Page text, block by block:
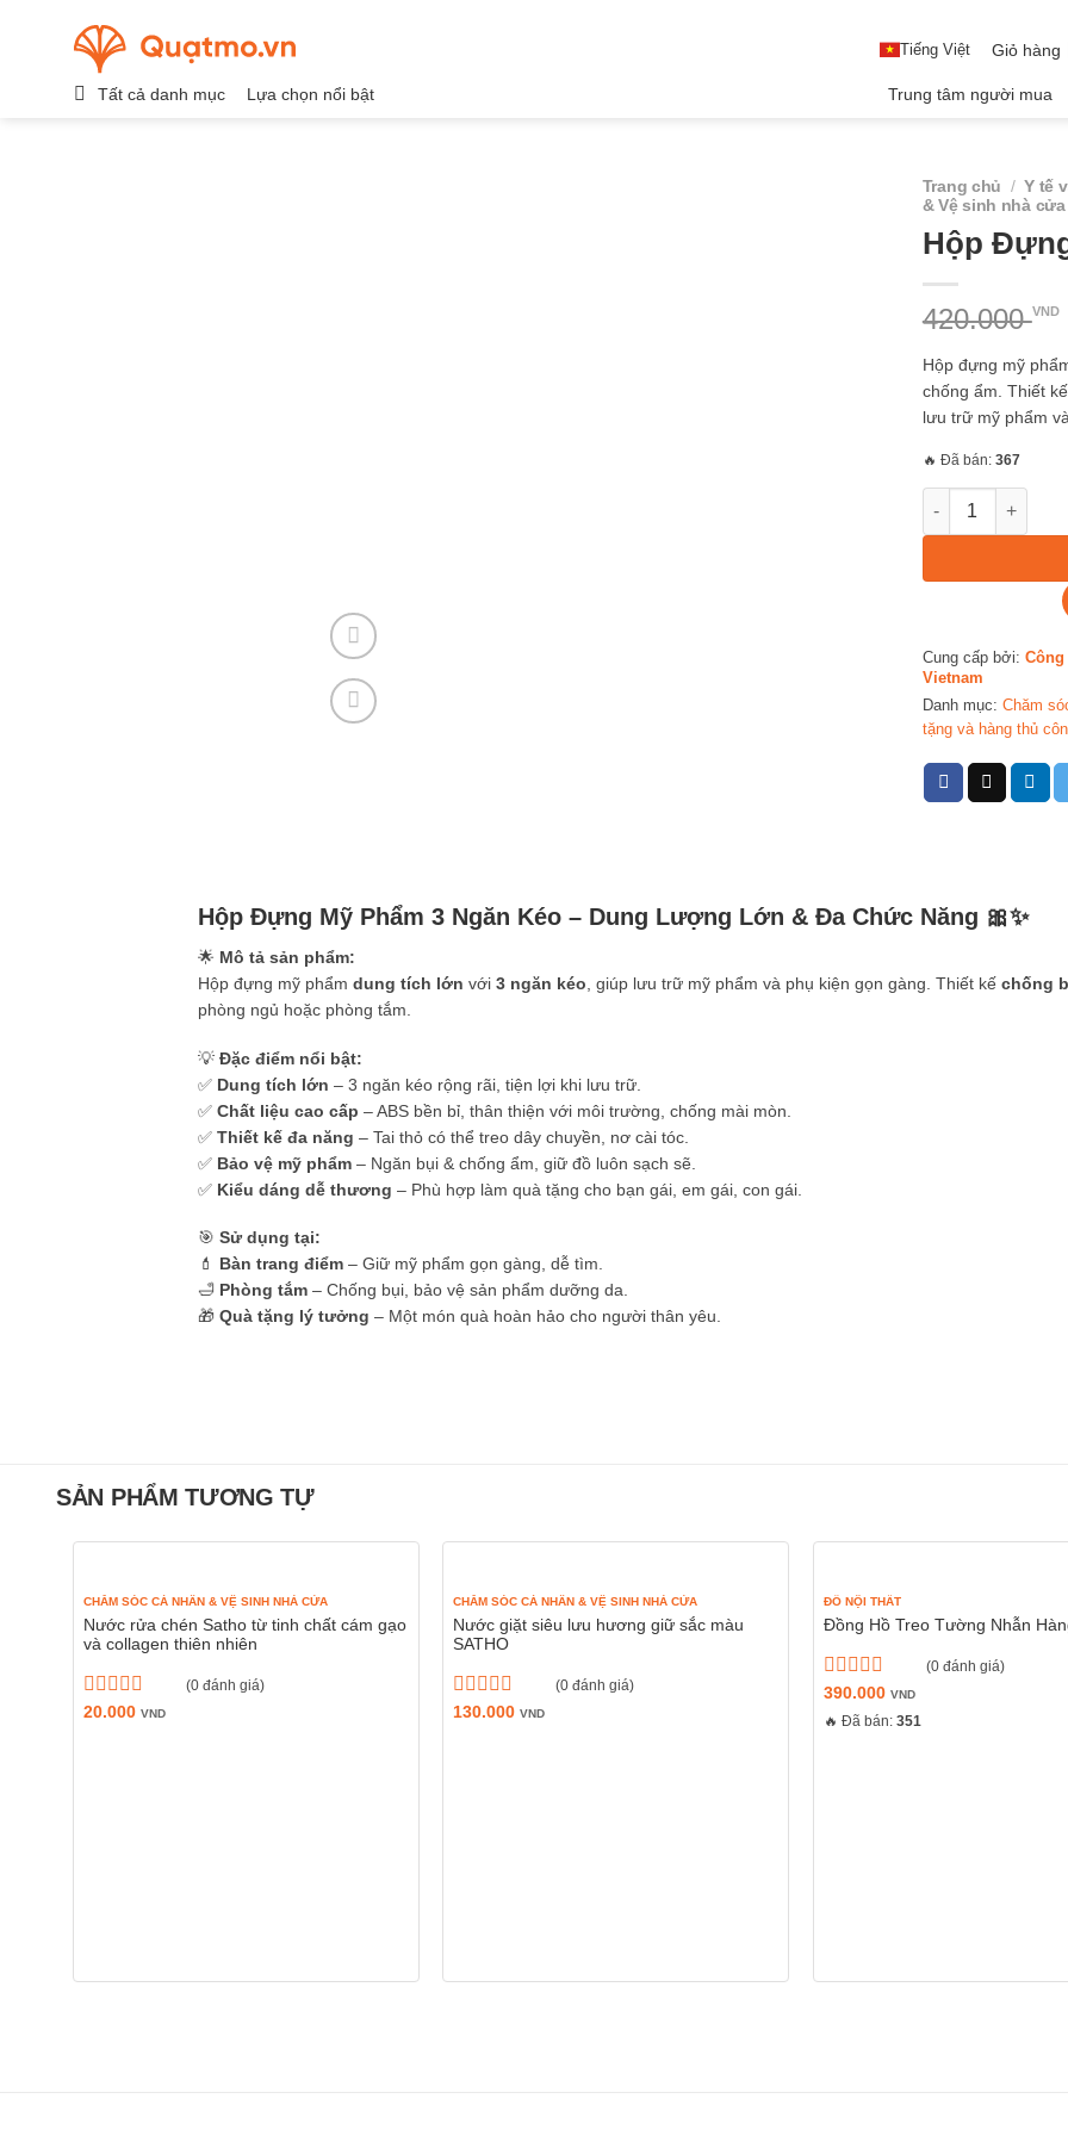
Tiếng Việt Giỏ hàng
Tất cả danh mục Lựa chọn nổi bật Trung tâm người mua
Trang chủ / Y tế
& Vệ sinh nhà cửa
Hộp
420.000VND
Hộp đựng mỹ
chống ẩm. Thiết
lưu trữ mỹ phẩm
🔥 Đã bán: 367
Hộp Đựng Mỹ
Cung cấp bởi:
Vietnam
Danh mục: Chăm
tặng và hàng thủ
Hộp Đựng Mỹ Phẩm 3 Ngăn Kéo – Dung Lượng Lớn & Đa Chức Năng 🎀✨
🌟 Mô tả sản phẩm:
Hộp đựng mỹ phẩmdung tích lớn với3 ngăn kéo, giúp lưu trữ mỹ phẩm và phụ kiện gọn gàng. Thiết kếchống
phòng ngủ hoặc phòng tắm.
💡Đặc điểm nổi bật:
✅ Dung tích lớn – 3 ngăn kéo rộng rãi, tiện lợi khi lưu trữ.
✅Chất liệu cao cấp – ABS bền bỉ, thân thiện với môi trường, chống mài mòn.
✅Thiết kế đa năng – Tai thỏ có thể treo dây chuyền, nơ cài tóc.
✅ Bảo vệ mỹ phẩm – Ngăn bụi & chống ẩm, giữ đồ luôn sạch sẽ.
✅ Kiểu dáng dễ thương – Phù hợp làm quà tặng cho bạn gái, em gái, con gái.
🎯Sử dụng tại:
💄 Bàn trang điểm – Giữ mỹ phẩm gọn gàng, dễ tìm.
🛁 Phòng tắm – Chống bụi, bảo vệ sản phẩm dưỡng da.
🎁Quà tặng lý tưởng – Một món quà hoàn hảo cho người thân yêu.
SẢN PHẨM TƯƠNG TỰ
CHĂM SÓC CÁ NHÂN & VỆ SINH NHÀ CỬA
Nước rửa chén Satho từ tinh chất cám gạo
và collagen thiên nhiên
Được
(0 đánh giá)
20.000 VND
CHĂM SÓC CÁ NHÂN & VỆ SINH NHÀ CỬA
Nước giặt siêu lưu hương giữ sắc màu
SATHO
Được
(0 đánh giá)
130.000VND
ĐỒ NỘI THẤT
Đồng Hồ Treo Tường Nhẫn
Được
xếp
hạng
(0 đánh giá)
390.000 VND
🔥 Đã bán: 351